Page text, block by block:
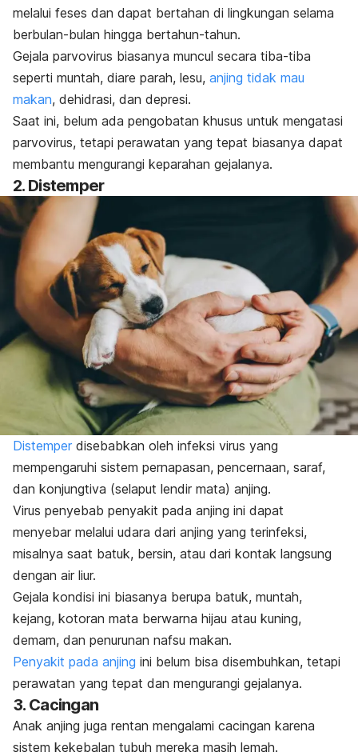
melalui feses dan dapat bertahan di lingkungan selama
berbulan-bulan hingga bertahun-tahun.
Gejala parvovirus biasanya muncul secara tiba-tiba
seperti muntah, diare parah, lesu, anjing tidak mau
makan, dehidrasi, dan depresi.
Saat ini, belum ada pengobatan khusus untuk mengatasi
parvovirus, tetapi perawatan yang tepat biasanya dapat
membantu mengurangi keparahan gejalanya.
2. Distemper
Distemper disebabkan oleh infeksi virus yang
mempengaruhi sistem pernapasan, pencernaan, saraf,
dan konjungtiva (selaput lendir mata) anjing.
Virus penyebab penyakit pada anjing ini dapat
menyebar melalui udara dari anjing yang terinfeksi,
misalnya saat batuk, bersin, atau dari kontak langsung
dengan air liur.
Gejala kondisi ini biasanya berupa batuk, muntah,
kejang, kotoran mata berwarna hijau atau kuning,
demam, dan penurunan nafsu makan.
Penyakit pada anjing ini belum bisa disembuhkan, tetapi
perawatan yang tepat dan mengurangi gejalanya.
3. Cacingan
Anak anjing juga rentan mengalami cacingan karena
sistem kekebalan tubuh mereka masih lemah.